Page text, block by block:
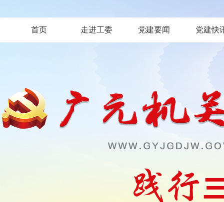
首页 走进工委 党建要闻 党建快